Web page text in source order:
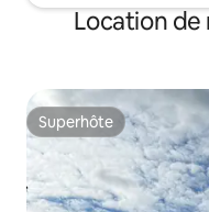
Location de
Superhôte
Superhôte